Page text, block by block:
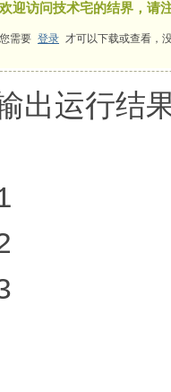
欢迎访问技术宅的结界，请
您需要 登录 才可以下载或查看，
出运行结